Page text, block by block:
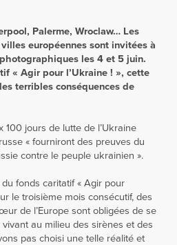
Palerme, Wroclaw… Les
européennes sont invitées à
les 4 et 5 juin.
« Agir pour l’Ukraine ! », cette
terribles conséquences de
jours de lutte de l’Ukraine
« fourniront des preuves du
contre le peuple ukrainien ».
fonds caritatif « Agir pour
le troisième mois consécutif, des
de l’Europe sont obligées de se
au milieu des sirènes et des
pas choisi une telle réalité et